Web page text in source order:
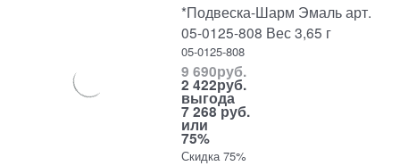
*Подвеска-Шарм Эмаль арт.
05-0125-808 Вес 3,65 г
05-0125-808
9 690руб.
2 422руб.
выгода
7 268 руб.
или
75%
Скидка 75%